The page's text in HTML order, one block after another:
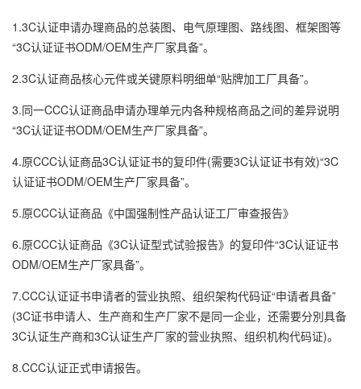
1.3C认证申请办理商品的总装图、电气原理图、路线图、框架图等
“3C认证证书ODM/OEM生产厂家具备”。
2.3C认证商品核心元件或关键原料明细单“贴牌加工厂具备”。
3.同一CCC认证商品申请办理单元内各种规格商品之间的差异说明
“3C认证证书ODM/OEM生产厂家具备”。
4.原CCC认证商品3C认证证书的复印件(需要3C认证证书有效)“3C
认证证书ODM/OEM生产厂家具备”。
5.原CCC认证商品《中国强制性产品认证工厂审查报告》
6.原CCC认证商品《3C认证型式试验报告》的复印件“3C认证证书
ODM/OEM生产厂家具备”。
7.CCC认证证书申请者的营业执照、组织架构代码证“申请者具备”
(3C证书申请人、生产商和生产厂家不是同一企业，还需要分別具备
3C认证生产商和3C认证生产厂家的营业执照、组织机构代码证)。
8.CCC认证正式申请报告。